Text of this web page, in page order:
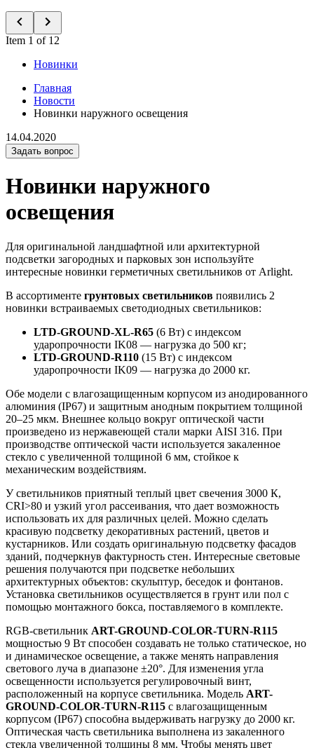
Item 1 of 12
Новинки
Главная
Новости
Новинки наружного освещения
14.04.2020
Задать вопрос
Новинки наружного
освещения
Для оригинальной ландшафтной или архитектурной
подсветки загородных и парковых зон используйте
интересные новинки герметичных светильников от Arlight.
В ассортименте грунтовых светильников появились 2
новинки встраиваемых светодиодных светильников:
LTD-GROUND-XL-R65 (6 Вт) с индексом
ударопрочности IK08 — нагрузка до 500 кг;
LTD-GROUND-R110 (15 Вт) с индексом
ударопрочности IK09 — нагрузка до 2000 кг.
Обе модели с влагозащищенным корпусом из анодированного
алюминия (IP67) и защитным анодным покрытием толщиной
20–25 мкм. Внешнее кольцо вокруг оптической части
произведено из нержавеющей стали марки AISI 316. При
производстве оптической части используется закаленное
стекло с увеличенной толщиной 6 мм, стойкое к
механическим воздействиям.
У светильников приятный теплый цвет свечения 3000 К,
CRI>80 и узкий угол рассеивания, что дает возможность
использовать их для различных целей. Можно сделать
красивую подсветку декоративных растений, цветов и
кустарников. Или создать оригинальную подсветку фасадов
зданий, подчеркнув фактурность стен. Интересные световые
решения получаются при подсветке небольших
архитектурных объектов: скульптур, беседок и фонтанов.
Установка светильников осуществляется в грунт или пол с
помощью монтажного бокса, поставляемого в комплекте.
RGB-светильник ART-GROUND-COLOR-TURN-R115
мощностью 9 Вт способен создавать не только статическое, но
и динамическое освещение, а также менять направления
светового луча в диапазоне ±20°. Для изменения угла
освещенности используется регулировочный винт,
расположенный на корпусе светильника. Модель ART-
GROUND-COLOR-TURN-R115 с влагозащищенным
корпусом (IP67) способна выдерживать нагрузку до 2000 кг.
Оптическая часть светильника выполнена из закаленного
стекла увеличенной толщины 8 мм. Чтобы менять цвет